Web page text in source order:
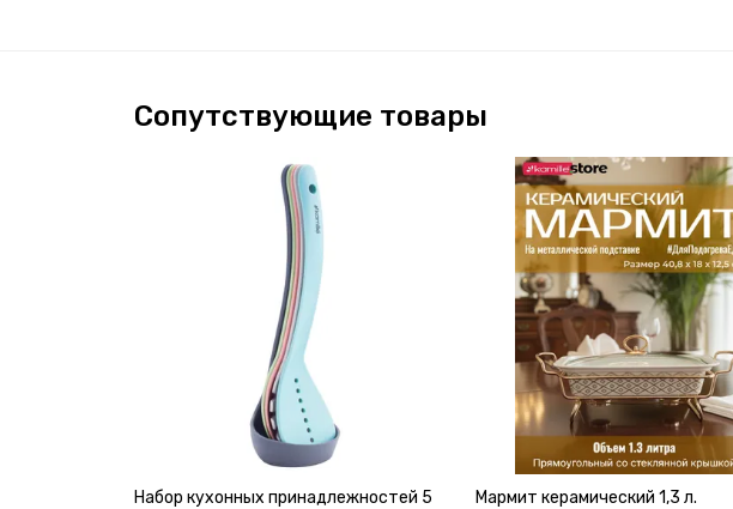
Сопутствующие товары
Набор кухонных принадлежностей 5
Мармит керамический 1,3 л.